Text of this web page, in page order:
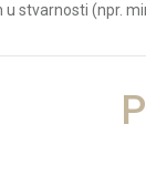
stvarnosti (npr.